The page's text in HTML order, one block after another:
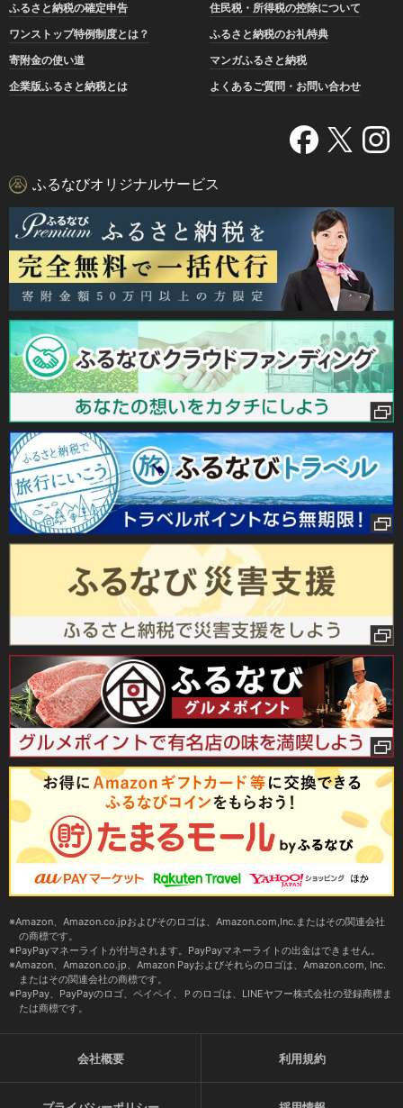
ふるさと納税の確定申告
住民税・所得税の控除について
ワンストップ特例制度とは？
ふるさと納税のお礼特典
寄附金の使い道
マンガふるさと納税
企業版ふるさと納税とは
よくあるご質問・お問い合わせ
ふるなびオリジナルサービス
Amazon、Amazon.co.jpおよびそのロゴは、Amazon.com,Inc.またはその関連会社
の商標です。
PayPayマネーライトが付与されます。PayPayマネーライトの出金はできません。
Amazon、Amazon.co.jp、Amazon Payおよびそれらのロゴは、Amazon.com, Inc.
またはその関連会社の商標です。
PayPay、PayPayのロゴ、ペイペイ、Ｐのロゴは、LINEヤフー株式会社の登録商標ま
たは商標です。
会社概要 利用規約